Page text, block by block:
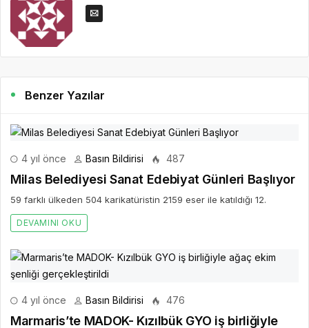
Benzer Yazılar
4 yıl önce Basın Bildirisi 487
Milas Belediyesi Sanat Edebiyat Günleri Başlıyor
59 farklı ülkeden 504 karikatüristin 2159 eser ile katıldığı 12.
DEVAMINI OKU
4 yıl önce Basın Bildirisi 476
Marmaris’te MADOK- Kızılbük GYO iş birliğiyle